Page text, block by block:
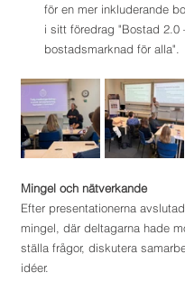
för en mer inkluderande
i sitt föredrag "Bostad 2.0
bostadsmarknad för alla".
Mingel och nätverkande
Efter presentationerna
mingel, där deltagarna hade
ställa frågor, diskutera
idéer.